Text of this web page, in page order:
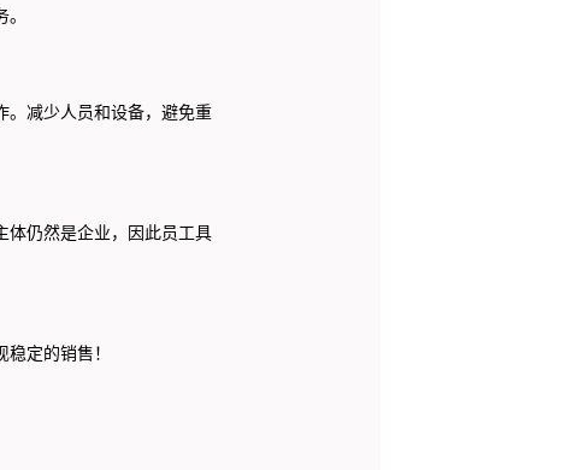
减少人员和设备，避免重
仍然是企业，因此员工具
定的销售！